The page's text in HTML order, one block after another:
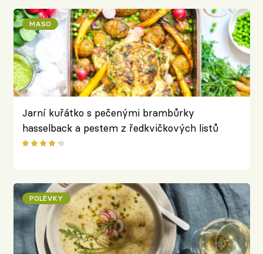
MASO
Jarní kuřátko s pečenými brambůrky
hasselback a pestem z ředkvičkových listů
POLÉVKY